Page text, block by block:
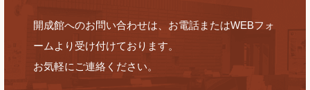
開成館へのお問い合わせは、お電話またはWEBフォ
ームより受け付けております。
お気軽にご連絡ください。